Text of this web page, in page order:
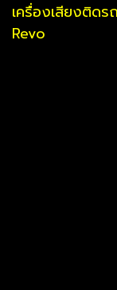
เครื่องเสียงติด
Revo